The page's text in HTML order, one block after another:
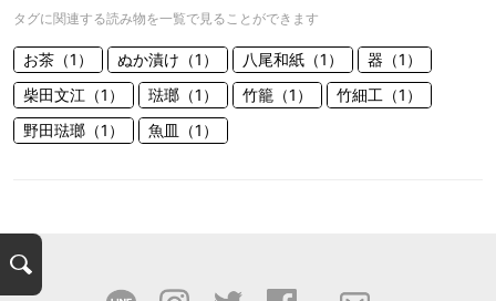
タグに関連する読み物を一覧で見ることができます
お茶（1） ぬか漬け（1） 八尾和紙（1）
器（1）
柴田文江（1）
琺瑯（1） 竹籠（1）
竹細工（1）
野田琺瑯（1）
魚皿（1）
検